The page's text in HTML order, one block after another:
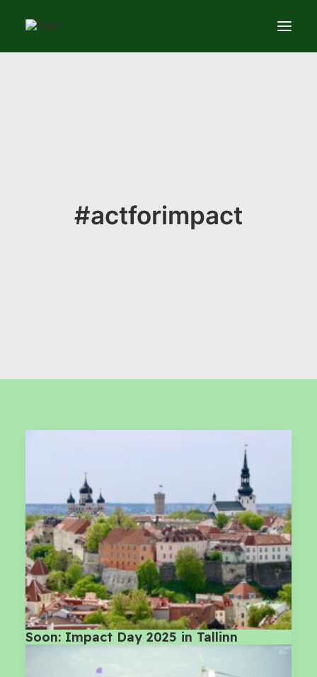
#actforimpact
Soon: Impact Day 2025 in Tallinn